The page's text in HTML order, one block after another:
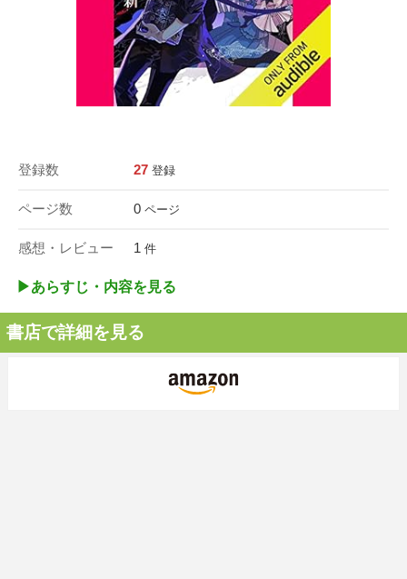
登録数 27 登録
ページ数 0 ページ
感想・レビュー 1 件
▶︎あらすじ・内容を見る
書店で詳細を見る